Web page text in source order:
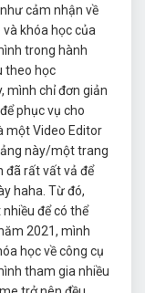
cảm nhận về
khóa học của
trong hành
theo học
mình chỉ đơn giản
phục vụ cho
một Video Editor
này/một trang
đã rất vất vả để
haha. Từ đó,
để có thể
2021, mình
học về công cụ
tham gia nhiều